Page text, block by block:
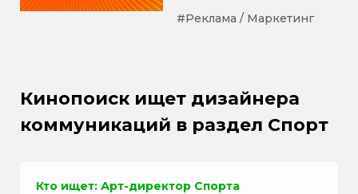
#Реклама / Маркетинг
Кинопоиск ищет дизайнера
коммуникаций в раздел Спорт
Кто ищет: Арт-директор Спорта